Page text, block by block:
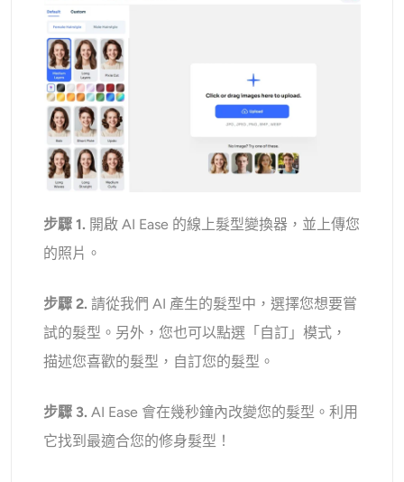
步驟 1. 開啟 AI Ease 的線上髮型變換器，並上傳您
的照片。
步驟 2.請從我們 AI 產生的髮型中，選擇您想要嘗
試的髮型。另外，您也可以點選「自訂」模式，
描述您喜歡的髮型，自訂您的髮型。
步驟 3.AI Ease 會在幾秒鐘內改變您的髮型。利用
它找到最適合您的修身髮型！